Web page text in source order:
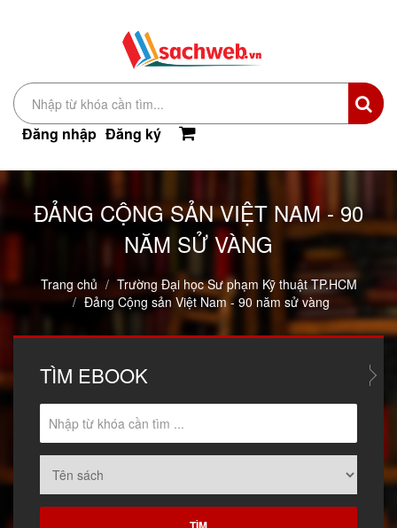
Đăng nhập Đăng ký
ĐẢNG CỘNG SẢN VIỆT NAM - 90
NĂM SỬ VÀNG
Trang chủ
Trường Đại học Sư phạm Kỹ thuật TP.HCM
Đảng Cộng sản Việt Nam - 90 năm sử vàng
TÌM EBOOK